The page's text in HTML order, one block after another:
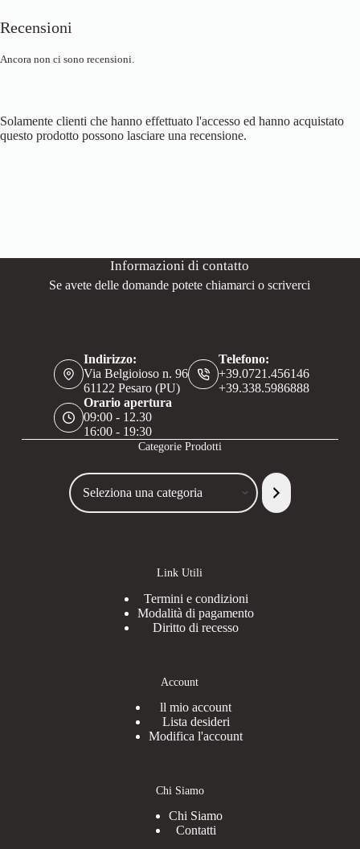
Recensioni
Ancora non ci sono recensioni.
Solamente clienti che hanno effettuato l'accesso ed hanno acquistato
questo prodotto possono lasciare una recensione.
Informazioni di contatto
Se avete delle domande potete chiamarci o scriverci
Indirizzo:
Via Belgioioso n. 96
61122 Pesaro (PU)
Telefono:
+39.0721.456146
+39.338.5986888
Orario apertura
09:00 - 12.30
16:00 - 19:30
Categorie Prodotti
Seleziona
una
categoria
Link Utili
Termini e condizioni
Modalità di pagamento
Diritto di recesso
Account
ll mio account
Lista desideri
Modifica l'account
Chi Siamo
Chi Siamo
Contatti